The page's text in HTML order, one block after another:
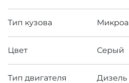
Тип кузова
Цвет Серый
Тип двигателя Дизель